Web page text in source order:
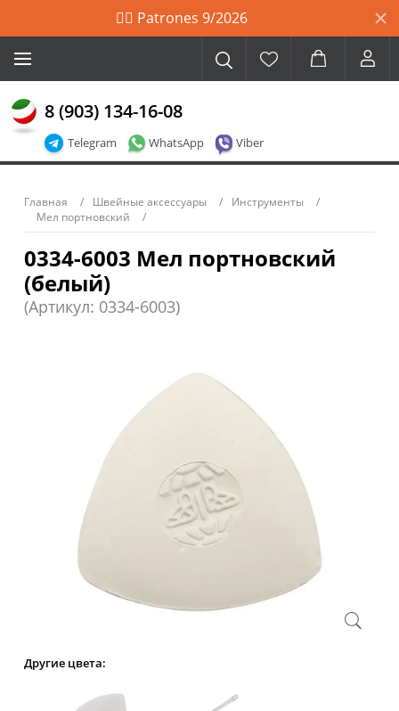
🙋‍♀️ Patrones 9/2026
Telegram WhatsApp Viber
8 (903) 134-16-08
Главная Швейные аксессуары
Инструменты
Мел портновский
0334-6003 Мел портновский
(белый)
(Артикул: 0334-6003)
Другие цвета: